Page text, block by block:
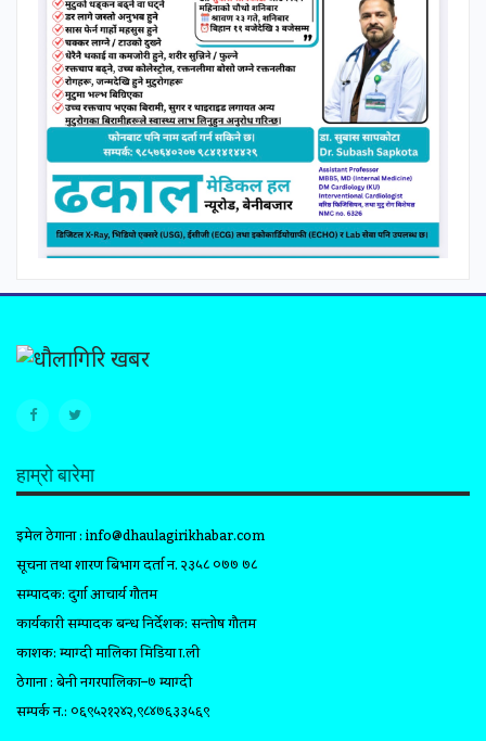
हाम्रो बारेमा
इमेल ठेगाना :info@dhaulagirikhabar.com
सूचना तथा प्रशारण बिभाग दर्ता न. २३५८ ०७७ ७८
सम्पादक: दुर्गा आचार्य गौतम
कार्यकारी सम्पादक प्रबन्ध निर्देशक: सन्तोष गौतम
प्रकाशक: म्याग्दी मालिका मिडिया प्रा.ली
ठेगाना : बेनी नगरपालिका–७ म्याग्दी
सम्पर्क न.: ०६९५२१२४२,९८४७६३३५६९